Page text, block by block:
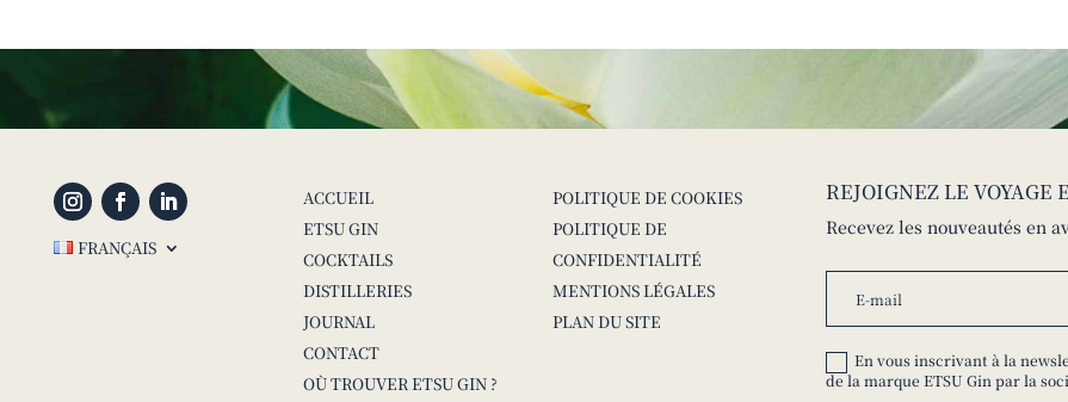
FRANÇAIS
ACCUEIL
ETSU GIN
COCKTAILS
DISTILLERIES
JOURNAL
CONTACT
OÙ TROUVER ETSU GIN ?
POLITIQUE DE COOKIES
POLITIQUE DE
CONFIDENTIALITÉ
MENTIONS LÉGALES
PLAN DU SITE
REJOIGNEZ LE VOYAGE
Recevez les nouveautés en
En vous inscrivant à la
de la marque ETSU Gin par la